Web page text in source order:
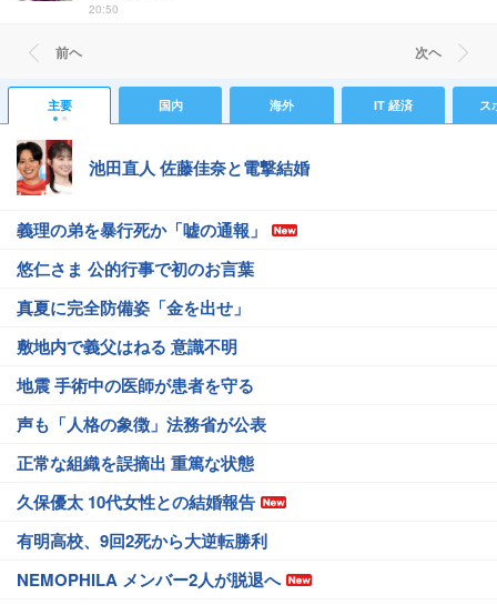
20:50
前ヘ 次ヘ
主要 国内 海外 IT 経済 ス
池田直人 佐藤佳奈と電撃結婚
義理の弟を暴行死か「嘘の通報」
悠仁さま 公的行事で初のお言葉
真夏に完全防備姿「金を出せ」
敷地内で義父はねる 意識不明
地震 手術中の医師が患者を守る
声も「人格の象徴」法務省が公表
正常な組織を誤摘出 重篤な状態
久保優太 10代女性との結婚報告
有明高校、9回2死から大逆転勝利
NEMOPHILA メンバー2人が脱退へ